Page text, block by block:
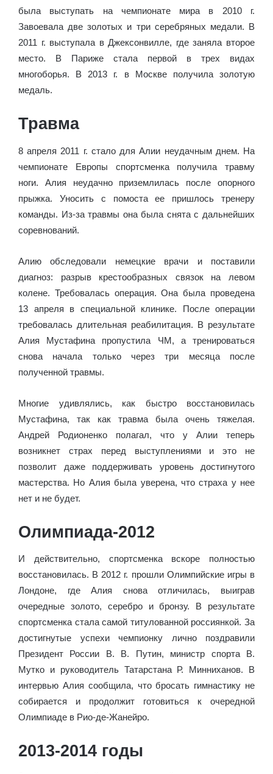
была выступать на чемпионате мира в 2010 г.
Завоевала две золотых и три серебряных медали. В
2011 г. выступала в Джексонвилле, где заняла второе
место. В Париже стала первой в трех видах
многоборья. В 2013 г. в Москве получила золотую
медаль.
Травма
8 апреля 2011 г. стало для Алии неудачным днем. На
чемпионате Европы спортсменка получила травму
ноги. Алия неудачно приземлилась после опорного
прыжка. Уносить с помоста ее пришлось тренеру
команды. Из-за травмы она была снята с дальнейших
соревнований.
Алию обследовали немецкие врачи и поставили
диагноз: разрыв крестообразных связок на левом
колене. Требовалась операция. Она была проведена
13 апреля в специальной клинике. После операции
требовалась длительная реабилитация. В результате
Алия Мустафина пропустила ЧМ, а тренироваться
снова начала только через три месяца после
полученной травмы.
Многие удивлялись, как быстро восстановилась
Мустафина, так как травма была очень тяжелая.
Андрей Родионенко полагал, что у Алии теперь
возникнет страх перед выступлениями и это не
позволит даже поддерживать уровень достигнутого
мастерства. Но Алия была уверена, что страха у нее
нет и не будет.
Олимпиада-2012
И действительно, спортсменка вскоре полностью
восстановилась. В 2012 г. прошли Олимпийские игры в
Лондоне, где Алия снова отличилась, выиграв
очередные золото, серебро и бронзу. В результате
спортсменка стала самой титулованной россиянкой. За
достигнутые успехи чемпионку лично поздравили
Президент России В. В. Путин, министр спорта В.
Мутко и руководитель Татарстана Р. Минниханов. В
интервью Алия сообщила, что бросать гимнастику не
собирается и продолжит готовиться к очередной
Олимпиаде в Рио-де-Жанейро.
2013-2014 годы